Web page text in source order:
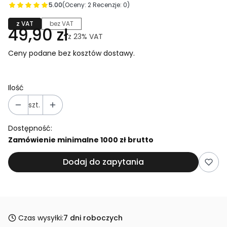
5.00(Oceny: 2 Recenzje: 0)
z VAT bez VAT
49,90 złz 23% VAT
Ceny podane bez kosztów dostawy.
Ilość
szt.
Dostępność:
Zamówienie minimalne 1000 zł brutto
Dodaj do zapytania
Czas wysyłki:7 dni roboczych